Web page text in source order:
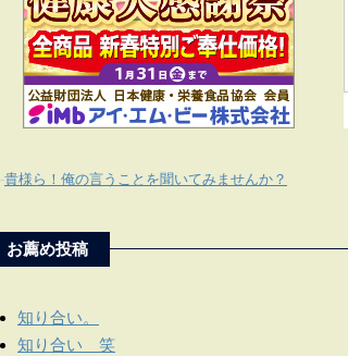
-貴様ら！俺の言うことを聞いてみませんか？
お薦め投稿
知り合い。
知り合い 笑